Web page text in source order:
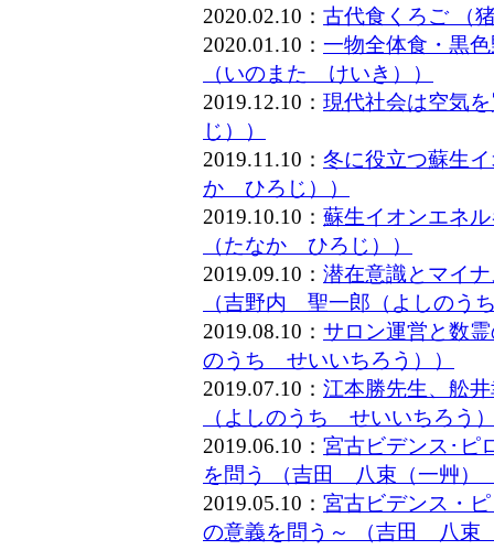
2020.02.10： 古代食くろご （
2020.01.10： 一物全体食・黒
（いのまた けいき））
2019.12.10： 現代社会は空気
じ））
2019.11.10： 冬に役立つ蘇生
か ひろじ））
2019.10.10： 蘇生イオンエネ
（たなか ひろじ））
2019.09.10： 潜在意識とマイ
（吉野内 聖一郎（よしのう
2019.08.10： サロン運営と数
のうち せいいちろう））
2019.07.10： 江本勝先生、舩
（よしのうち せいいちろう
2019.06.10： 宮古ビデンス･ピ
を問う （吉田 八束（一艸）
2019.05.10： 宮古ビデンス・
の意義を問う～ （吉田 八束